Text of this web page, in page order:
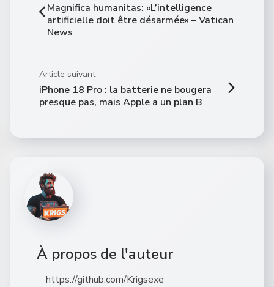
Magnifica humanitas: «L’intelligence
artificielle doit être désarmée» – Vatican
News
Article suivant
iPhone 18 Pro : la batterie ne bougera
presque pas, mais Apple a un plan B
À propos de l'auteur
https://github.com/Krigsexe